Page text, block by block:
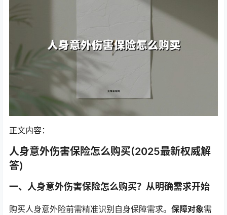
正文内容：
人身意外伤害保险怎么购买(2025最新权威解
答)
一、人身意外伤害保险怎么购买？从明确需求开始
购买人身意外险前需精准识别自身保障需求。 保障对象需